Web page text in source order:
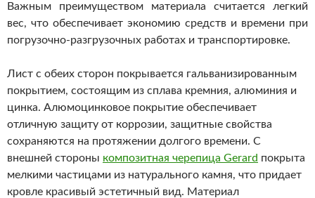
Важным преимуществом материала считается легкий
вес, что обеспечивает экономию средств и времени при
погрузочно-разгрузочных работах и транспортировке.
Лист с обеих сторон покрывается гальванизированным
покрытием, состоящим из сплава кремния, алюминия и
цинка. Алюмоцинковое покрытие обеспечивает
отличную защиту от коррозии, защитные свойства
сохраняются на протяжении долгого времени. С
внешней стороны композитная черепица Gerard покрыта
мелкими частицами из натурального камня, что придает
кровле красивый эстетичный вид. Материал